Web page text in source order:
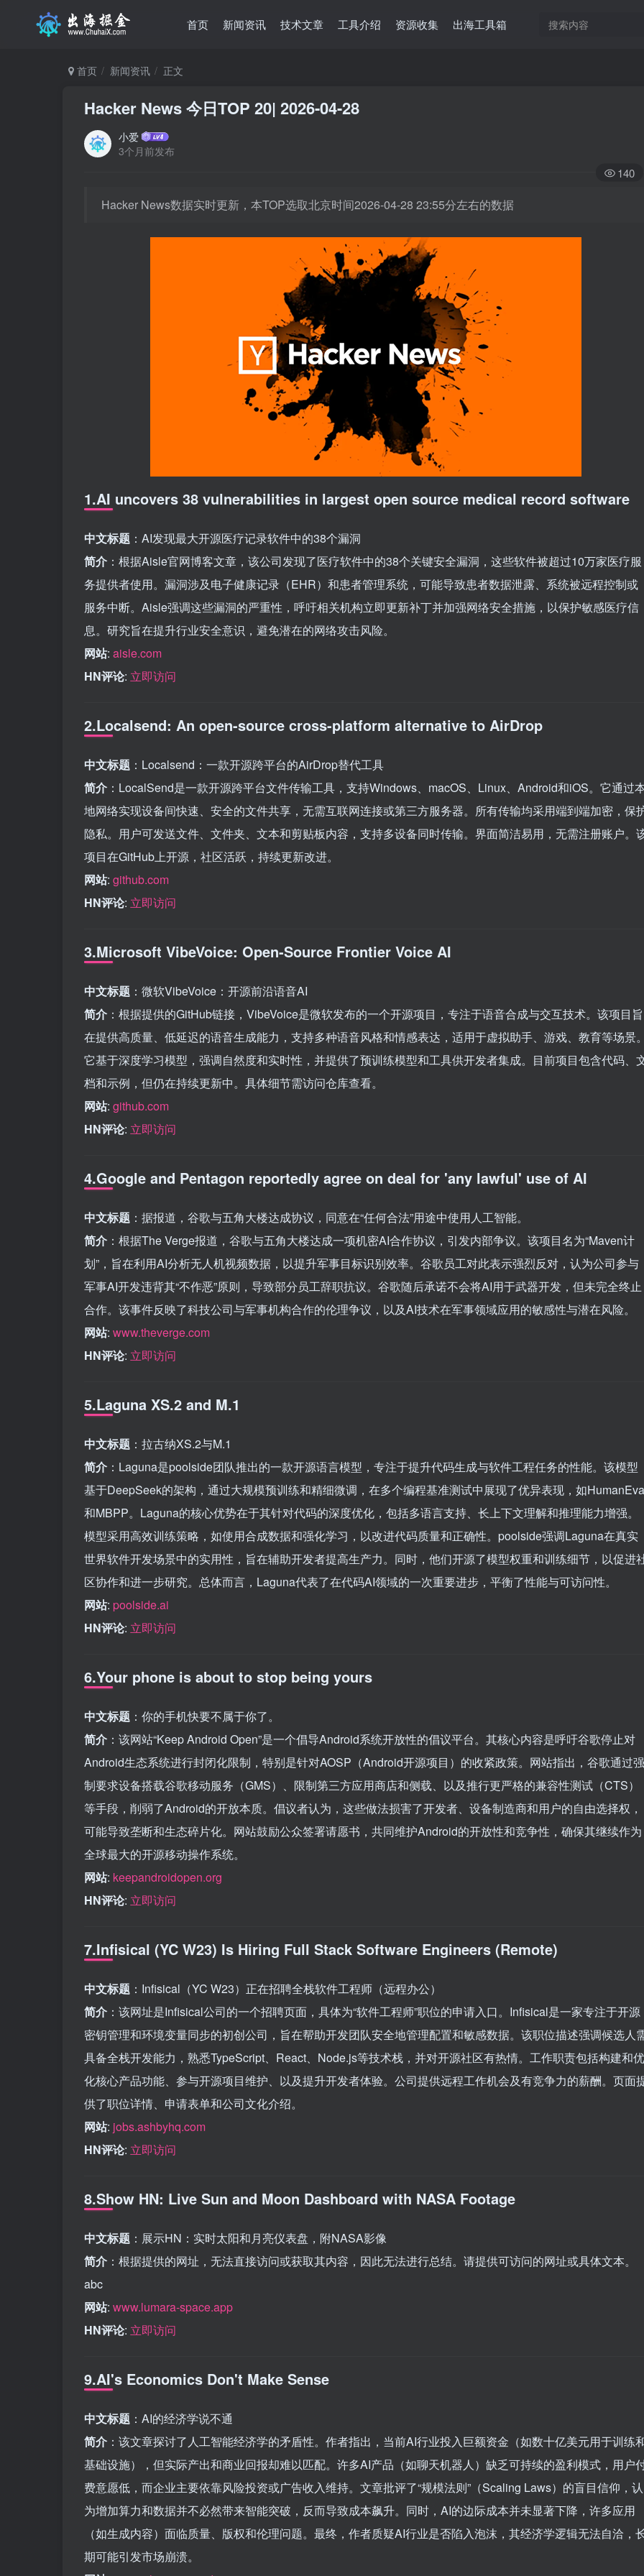
首页 新闻资讯 技术文章 工具介绍 资源收集 出海工具箱
首页 新闻资讯 正文
Hacker News 今日TOP 20| 2026-04-28
小爱
3个月前发布
140
Hacker News数据实时更新，本TOP选取北京时间2026-04-28 23:55分左右的数据
1.AI uncovers 38 vulnerabilities in largest open source medical record software
中文标题 ：AI发现最大开源医疗记录软件中的38个漏洞
简介 ：根据Aisle官网博客文章，该公司发现了医疗软件中的38个关键安全漏洞，这些软件被超过10万家医疗服
务提供者使用。漏洞涉及电子健康记录（EHR）和患者管理系统，可能导致患者数据泄露、系统被远程控制或
服务中断。Aisle强调这些漏洞的严重性，呼吁相关机构立即更新补丁并加强网络安全措施，以保护敏感医疗信
息。研究旨在提升行业安全意识，避免潜在的网络攻击风险。
网站: aisle.com
HN评论: 立即访问
2.Localsend: An open-source cross-platform alternative to AirDrop
中文标题 ：Localsend：一款开源跨平台的AirDrop替代工具
简介 ：LocalSend是一款开源跨平台文件传输工具，支持Windows、macOS、Linux、Android和iOS。它通过
地网络实现设备间快速、安全的文件共享，无需互联网连接或第三方服务器。所有传输均采用端到端加密，保
隐私。用户可发送文件、文件夹、文本和剪贴板内容，支持多设备同时传输。界面简洁易用，无需注册账户。
项目在GitHub上开源，社区活跃，持续更新改进。
网站: github.com
HN评论: 立即访问
3.Microsoft VibeVoice: Open-Source Frontier Voice AI
中文标题 ：微软VibeVoice：开源前沿语音AI
简介 ：根据提供的GitHub链接，VibeVoice是微软发布的一个开源项目，专注于语音合成与交互技术。该项目旨
在提供高质量、低延迟的语音生成能力，支持多种语音风格和情感表达，适用于虚拟助手、游戏、教育等场景
它基于深度学习模型，强调自然度和实时性，并提供了预训练模型和工具供开发者集成。目前项目包含代码、
档和示例，但仍在持续更新中。具体细节需访问仓库查看。
网站: github.com
HN评论: 立即访问
4.Google and Pentagon reportedly agree on deal for 'any lawful' use of AI
中文标题 ：据报道，谷歌与五角大楼达成协议，同意在“任何合法”用途中使用人工智能。
简介 ：根据The Verge报道，谷歌与五角大楼达成一项机密AI合作协议，引发内部争议。该项目名为“Maven计
划”，旨在利用AI分析无人机视频数据，以提升军事目标识别效率。谷歌员工对此表示强烈反对，认为公司参与
军事AI开发违背其“不作恶”原则，导致部分员工辞职抗议。谷歌随后承诺不会将AI用于武器开发，但未完全终止
合作。该事件反映了科技公司与军事机构合作的伦理争议，以及AI技术在军事领域应用的敏感性与潜在风险。
网站: www.theverge.com
HN评论: 立即访问
5.Laguna XS.2 and M.1
中文标题 ：拉古纳XS.2与M.1
简介 ：Laguna是poolside团队推出的一款开源语言模型，专注于提升代码生成与软件工程任务的性能。该模型
基于DeepSeek的架构，通过大规模预训练和精细微调，在多个编程基准测试中展现了优异表现，如
和MBPP。Laguna的核心优势在于其针对代码的深度优化，包括多语言支持、长上下文理解和推理能力增强。
模型采用高效训练策略，如使用合成数据和强化学习，以改进代码质量和正确性。poolside强调Laguna在真实
世界软件开发场景中的实用性，旨在辅助开发者提高生产力。同时，他们开源了模型权重和训练细节，以促进
区协作和进一步研究。总体而言，Laguna代表了在代码AI领域的一次重要进步，平衡了性能与可访问性。
网站: poolside.ai
HN评论: 立即访问
6.Your phone is about to stop being yours
中文标题 ：你的手机快要不属于你了。
简介 ：该网站“Keep Android Open”是一个倡导Android系统开放性的倡议平台。其核心内容是呼吁谷歌停止对
Android生态系统进行封闭化限制，特别是针对AOSP（Android开源项目）的收紧政策。网站指出，谷歌通过强
制要求设备搭载谷歌移动服务（GMS）、限制第三方应用商店和侧载、以及推行更严格的兼容性测试（CTS）
等手段，削弱了Android的开放本质。倡议者认为，这些做法损害了开发者、设备制造商和用户的自由选择权，
可能导致垄断和生态碎片化。网站鼓励公众签署请愿书，共同维护Android的开放性和竞争性，确保其继续作为
全球最大的开源移动操作系统。
网站: keepandroidopen.org
HN评论: 立即访问
7.Infisical (YC W23) Is Hiring Full Stack Software Engineers (Remote)
中文标题 ：Infisical（YC W23）正在招聘全栈软件工程师（远程办公）
简介 ：该网址是Infisical公司的一个招聘页面，具体为“软件工程师”职位的申请入口。Infisical是一家专注于开源
密钥管理和环境变量同步的初创公司，旨在帮助开发团队安全地管理配置和敏感数据。该职位描述强调候选人
具备全栈开发能力，熟悉TypeScript、React、Node.js等技术栈，并对开源社区有热情。工作职责包括构建和优
化核心产品功能、参与开源项目维护、以及提升开发者体验。公司提供远程工作机会及有竞争力的薪酬。页面
供了职位详情、申请表单和公司文化介绍。
网站: jobs.ashbyhq.com
HN评论: 立即访问
8.Show HN: Live Sun and Moon Dashboard with NASA Footage
中文标题 ：展示HN：实时太阳和月亮仪表盘，附NASA影像
简介 ：根据提供的网址，无法直接访问或获取其内容，因此无法进行总结。请提供可访问的网址或具体文本。
abc
网站: www.lumara-space.app
HN评论: 立即访问
9.AI's Economics Don't Make Sense
中文标题 ：AI的经济学说不通
简介 ：该文章探讨了人工智能经济学的矛盾性。作者指出，当前AI行业投入巨额资金（如数十亿美元用于训练
基础设施），但实际产出和商业回报却难以匹配。许多AI产品（如聊天机器人）缺乏可持续的盈利模式，用户
费意愿低，而企业主要依靠风险投资或广告收入维持。文章批评了“规模法则”（Scaling Laws）的盲目信仰，认
为增加算力和数据并不必然带来智能突破，反而导致成本飙升。同时，AI的边际成本并未显著下降，许多应用
（如生成内容）面临质量、版权和伦理问题。最终，作者质疑AI行业是否陷入泡沫，其经济学逻辑无法自洽，
期可能引发市场崩溃。